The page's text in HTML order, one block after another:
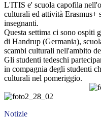
L'ITIS e' scuola capofila
culturali ed attività Erasmus+
insegnanti.
Questa settima ci sono ospiti
di Handrup (Germania),
scambi culturali nell'ambito
Gli studenti tedeschi
in compagnia degli studenti
culturali nel pomeriggio.
Notizie